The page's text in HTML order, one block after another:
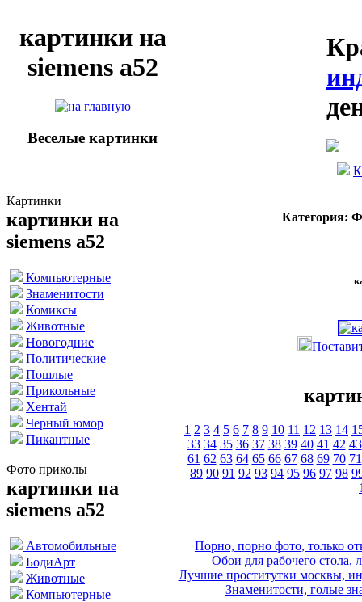
картинки на
siemens a52
Веселые картинки
Картинки
картинки на
siemens a52
Компьютерные
Знаменитости
Комиксы
Животные
Новогодние
Политические
Пошлые
Прикольные
Хентай
Черный юмор
Пикантные
Фото приколы
картинки на
siemens a52
Автомобильные
БодиАрт
Животные
Компьютерные
Категория:
1 2 3 4 5 6 7 8 9 10 11 12 13 14
33 34 35 36 37 38 39 40 41 42 43
61 62 63 64 65 66 67 68 69 70 71
89 90 91 92 93 94 95 96 97 98
Порно, порно фото, только
Обои для рабочего стола,
Лучшие проститутки москвы,
Знаменитости, голые